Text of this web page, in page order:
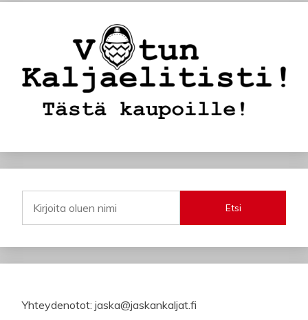
Etsi
Yhteydenotot: jaska@jaskankaljat.fi